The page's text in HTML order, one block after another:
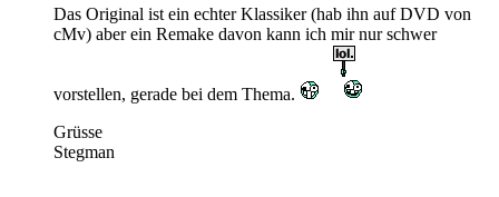
Das Original ist ein echter Klassiker (hab ihn auf DVD von
cMv) aber ein Remake davon kann ich mir nur schwer
vorstellen, gerade bei dem Thema.
Grüsse
Stegman